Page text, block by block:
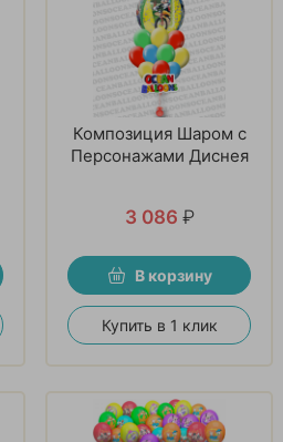
Композиция Шаром с
Персонажами Диснея
3 086 ₽
В корзину
Купить в 1 клик